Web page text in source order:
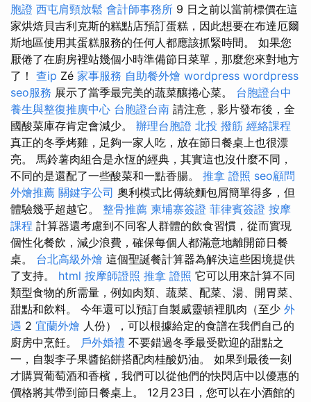
胞證 西屯肩頸放鬆 會計師事務所 9 日之前以當前標價在這
家烘焙貝吉利克斯的糕點店預訂蛋糕，因此想要在布達厄爾
斯地區使用其蛋糕服務的任何人都應該抓緊時間。 如果您
厭倦了在廚房裡站幾個小時準備節日菜單，那麼您來對地方
了！ 查ip Zé 家事服務 自助餐外燴 wordpress wordpress
seo服務 展示了當季最完美的蔬菜釀捲心菜。 台胞證台中
養生與整復推廣中心 台胞證台南 請注意，影片發布後，全
國酸菜庫存肯定會減少。 辦理台胞證 北投 撥筋 經絡課程
真正的冬季烤雞，足夠一家人吃，放在節日餐桌上也很漂
亮。 馬鈴薯肉組合是永恆的經典，其實這也沒什麼不同，
不同的是還配了一些酸菜和一點香腸。 推拿 證照 seo顧問
外燴推薦 關鍵字公司 奧利模式比傳統麵包屑簡單得多，但
體驗幾乎超越它。 整骨推薦 柬埔寨簽證 菲律賓簽證 按摩
課程 計算器還考慮到不同客人群體的飲食習慣，從而實現
個性化餐飲，減少浪費，確保每個人都滿意地離開節日餐
桌。 台北高級外燴 這個聖誕餐計算器為解決這些困境提供
了支持。 html 按摩師證照 推拿 證照 它可以用來計算不同
類型食物的所需量，例如肉類、蔬菜、配菜、湯、開胃菜、
甜點和飲料。 今年還可以預訂自製威靈頓裡肌肉（至少 外
遇 2 宜蘭外燴 人份），可以根據給定的食譜在我們自己的
廚房中烹飪。 戶外婚禮 不要錯過冬季最受歡迎的甜點之
一，自製李子果醬餡餅搭配肉桂酸奶油。 如果到最後一刻
才購買葡萄酒和香檳，我們可以從他們的快閃店中以優惠的
價格將其帶到節日餐桌上。 12月23日，您可以在小酒館的